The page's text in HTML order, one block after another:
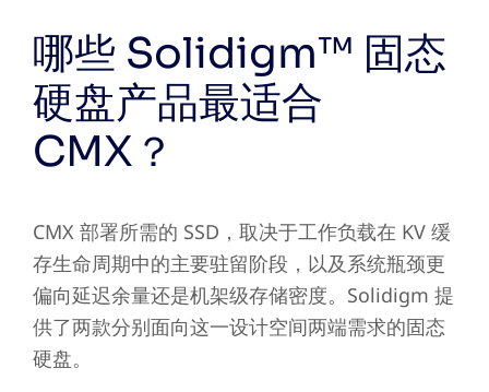
哪些 Solidigm™ 固态
硬盘产品最适合
CMX？
CMX 部署所需的 SSD，取决于工作负载在 KV 缓
存生命周期中的主要驻留阶段，以及系统瓶颈更
偏向延迟余量还是机架级存储密度。Solidigm 提
供了两款分别面向这一设计空间两端需求的固态
硬盘。